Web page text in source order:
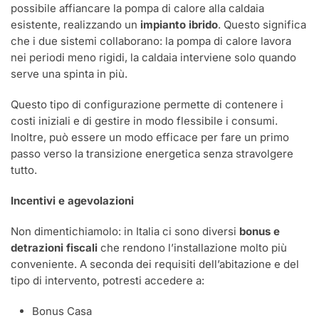
possibile affiancare la pompa di calore alla caldaia
esistente, realizzando un impianto ibrido. Questo significa
che i due sistemi collaborano: la pompa di calore lavora
nei periodi meno rigidi, la caldaia interviene solo quando
serve una spinta in più.
Questo tipo di configurazione permette di contenere i
costi iniziali e di gestire in modo flessibile i consumi.
Inoltre, può essere un modo efficace per fare un primo
passo verso la transizione energetica senza stravolgere
tutto.
Incentivi e agevolazioni
Non dimentichiamolo: in Italia ci sono diversi bonus e
detrazioni fiscali che rendono l’installazione molto più
conveniente. A seconda dei requisiti dell’abitazione e del
tipo di intervento, potresti accedere a:
Bonus Casa